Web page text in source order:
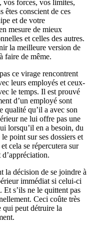
vos forces, vos limites,
êtes conscient de ces
et de votre
mesure de mieux
et celles des autres.
la meilleure version de
faire de même.
ce virage rencontrent
leurs employés et ceux-
le temps. Il est prouvé
d’un employé sont
qualité qu’il a avec son
ne lui offre pas une
lorsqu’il en a besoin, du
point sur ses dossiers et
cela se répercutera sur
d’appréciation.
la décision de se joindre à
immédiat si celui-ci
Et s’ils ne le quittent pas
Ceci coûte très
qui peut détruire la